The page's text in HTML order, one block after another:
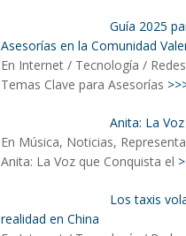
Guía 2025
Asesorías en la Comunidad
En Internet / Tecnología / Redes
Temas Clave para Asesorías
Anita: La
En Música, Noticias,
Anita: La Voz que Conquista el
Los taxis
realidad en China